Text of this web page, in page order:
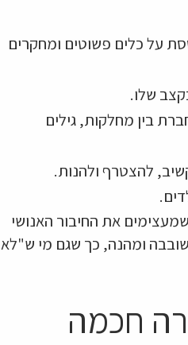
על כלים פשוטים ומחקרים
שלו.
בין מחלקות, גילים
להצטרף ולהנות.
את החיבור האנושי
שובבה ומהנה, כך שגם מי ש"לא
חכמה